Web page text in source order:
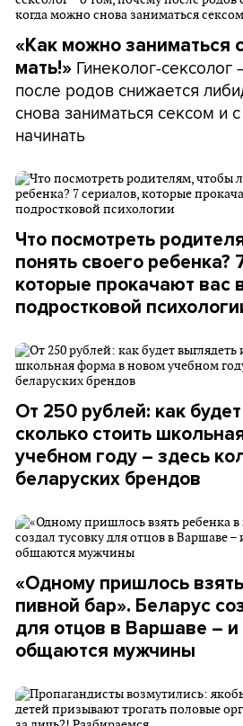
«Как можно заниматься
мать!» Гинеколог-
после родов снижается
снова заниматься сексом и
начинать
Что посмотреть
понять своего ребенка?
которые прокачают вас
подростковой
От 250 рублей: как
сколько стоить
учебном году – здесь
беларуских брендов
«Одному пришлось
пивной бар». Беларус
для отцов в Варшаве – и
общаются мужчины